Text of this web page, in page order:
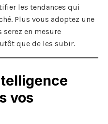
les tendances qui
Plus vous adoptez une
en mesure
que de les subir.
vos